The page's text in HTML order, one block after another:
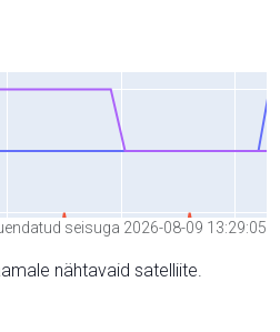
seisuga 2026-08-09 13:29:05
nähtavaid satelliite.